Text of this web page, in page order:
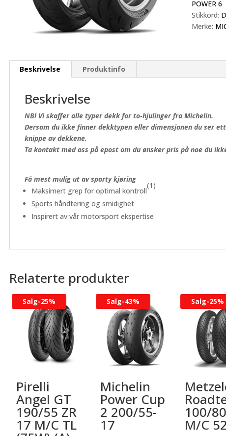
antall
POWER 6
Stikkord:
Merke:
Beskrivelse Produktinfo
Beskrivelse
NB! Vi skaffer alle typer dekk for to-hjulinger fra Michelin.
Dersom du ikke finner dekktypen eller dimensjonen du ser
knippe av dekkene.
Ta kontakt med oss på epost om du ønsker pris på noe du
Få mest mulig ut av sporty kjøring
Maksimert grep for optimal kontroll
(1)
Sports håndtering og smidighet
Inspirert av vår motorsport ekspertise
Relaterte produkter
Salg-25%
Pirelli
Angel GT
190/55 ZR
17 M/C TL
Salg-43%
Michelin
Power Cup
2 200/55-
17
Salg-25%
100/
M/C